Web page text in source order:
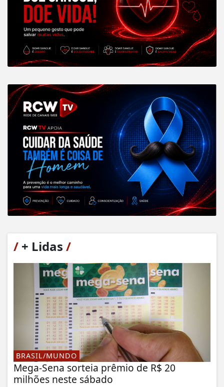
/ + Lidas /
BRASIL/MUNDO
Mega-Sena sorteia prêmio de R$ 20
milhões neste sábado